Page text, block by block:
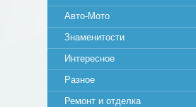
Авто-Мото
Знаменитости
Интересное
Разное
Ремонт и отделка